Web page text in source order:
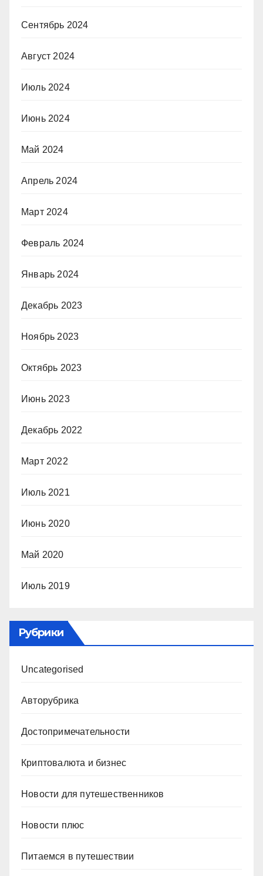
Сентябрь 2024
Август 2024
Июль 2024
Июнь 2024
Май 2024
Апрель 2024
Март 2024
Февраль 2024
Январь 2024
Декабрь 2023
Ноябрь 2023
Октябрь 2023
Июнь 2023
Декабрь 2022
Март 2022
Июль 2021
Июнь 2020
Май 2020
Июль 2019
Рубрики
Uncategorised
Авторубрика
Достопримечательности
Криптовалюта и бизнес
Новости для путешественников
Новости плюс
Питаемся в путешествии